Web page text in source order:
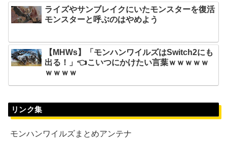
ライズやサンブレイクにいたモンスターを復活
モンスターと呼ぶのはやめよう
【MHWs】「モンハンワイルズはSwitch2にも
出る！」👈こいつにかけたい言葉ｗｗｗｗｗ
ｗｗｗｗ
リンク集
モンハンワイルズまとめアンテナ